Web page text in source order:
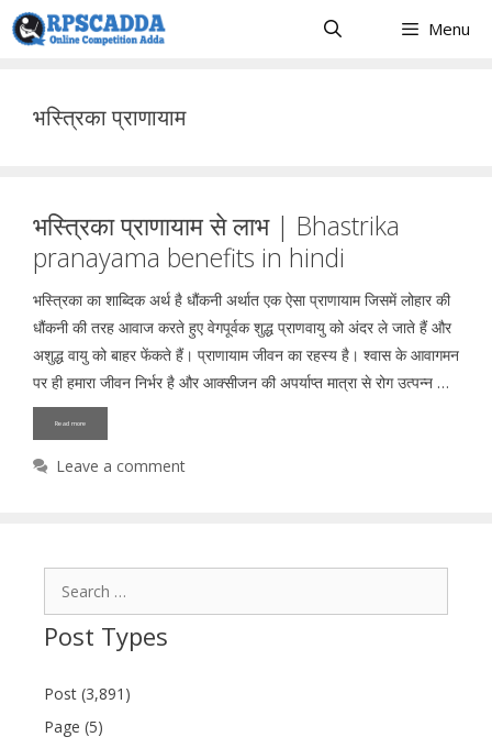
Skip
to
Menu
भस्त्रिका प्राणायाम
भस्त्रिका प्राणायाम से लाभ | Bhastrika
pranayama benefits in hindi
भस्त्रिका का शाब्दिक अर्थ है धौंकनी अर्थात एक ऐसा प्राणायाम जिसमें लोहार की
धौंकनी की तरह आवाज करते हुए वेगपूर्वक शुद्ध प्राणवायु को अंदर ले जाते हैं और
अशुद्ध वायु को बाहर फेंकते हैं। प्राणायाम जीवन का रहस्य है। श्वास के आवागमन
पर ही हमारा जीवन निर्भर है और आक्सीजन की अपर्याप्त मात्रा से रोग उत्पन्न …
Read more
Leave a comment
Post Types
Post (3,891)
Page (5)